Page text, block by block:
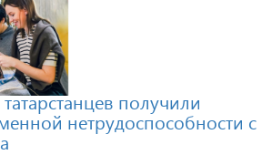
получили
нетрудоспособности с